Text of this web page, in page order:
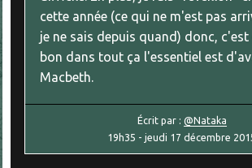
cette année (ce qui ne m'est pas
je ne sais depuis quand) donc,
bon dans tout ça l'essentiel est
Macbeth.
Écrit par : @Nataka
19h35 -jeudi 17 décembre